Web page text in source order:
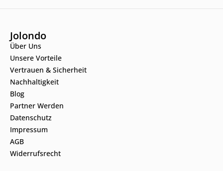
Jolondo
Über Uns
Unsere Vorteile
Vertrauen & Sicherheit
Nachhaltigkeit
Blog
Partner Werden
Datenschutz
Impressum
AGB
Widerrufsrecht